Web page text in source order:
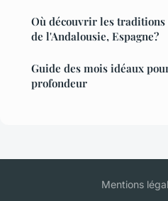
Où découvrir les
de l'Andalousie, Espagne?
Guide des mois idéaux
profondeur
Mentions